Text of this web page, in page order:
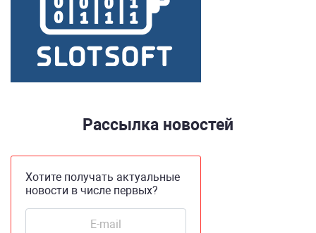
Рассылка новостей
Хотите получать актуальные
новости в числе первых?